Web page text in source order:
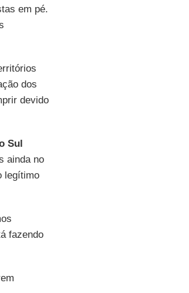
em pé.
dos
devido
Sul
ainda no
legítimo
fazendo